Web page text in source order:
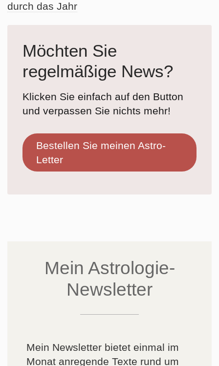
durch das Jahr
Möchten Sie
regelmäßige News?
Klicken Sie einfach auf den Button
und verpassen Sie nichts mehr!
Bestellen Sie meinen Astro-
Letter
Mein Astrologie-
Newsletter
Mein Newsletter bietet einmal im
Monat anregende Texte rund um